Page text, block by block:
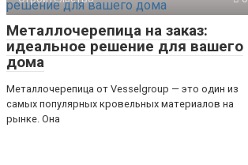
Металлочерепица на заказ:
идеальное решение для вашего
дома
Металлочерепица от Vesselgroup — это один из
самых популярных кровельных материалов на
рынке. Она